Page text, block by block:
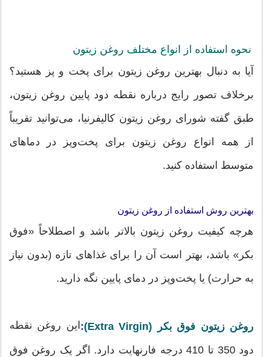
نحوه استفاده از انواع مختلف روغن زیتون
آیا به دنبال بهترین روغن زیتون برای پخت و پز هستید؟
برخلاف تصور رایج درباره نقطه دود پایین روغن زیتون،
طبق گفته شورای روغن زیتون کالیفرنیا، می‌توانید تقریباً
از همه انواع روغن زیتون برای پخت‌وپز در دماهای
متوسط استفاده کنید.
بهترین روش استفاده از روغن زیتون
هرچه کیفیت روغن زیتون بالاتر باشد و اصطلاحاً «فوق
بکر» باشد، بهتر است آن را برای غذاهای تازه (بدون نیاز
به حرارت) یا پخت‌وپز در دمای پایین نگه دارید.
روغن زیتون فوق بکر (Extra Virgin): این روغن نقطه
دود 350 تا 410 درجه فارنهایت دارد. اگر یک روغن فوق